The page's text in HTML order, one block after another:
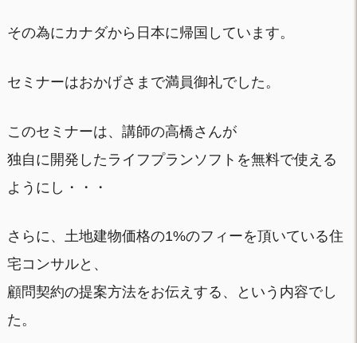
その為にカナダから日本に帰国しています。
セミナーはおかげさまで満員御礼でした。
このセミナーは、講師の高橋さんが
独自に開発したライフプランソフトを無料で使える
ようにし・・・
さらに、土地建物価格の1%のフィーを頂いている住
宅コンサルと、
顧問契約の提案方法をお伝えする、という内容でし
た。